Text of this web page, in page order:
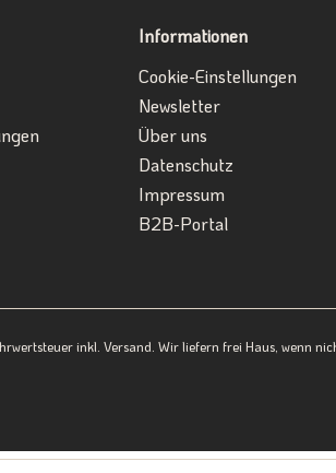
Informationen
Cookie-Einstellungen
Newsletter
Über uns
Datenschutz
Impressum
B2B-Portal
inkl. Versand. Wir liefern frei Haus, wenn